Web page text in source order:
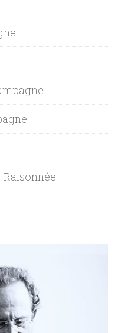
Raisonnée